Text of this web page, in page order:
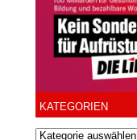
KATEGORIEN